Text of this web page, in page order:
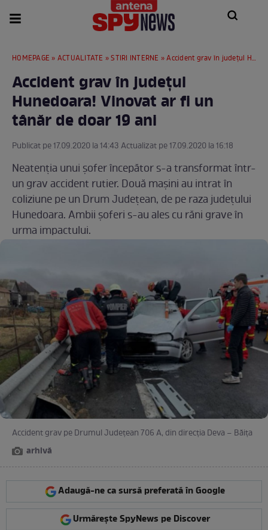
HOMEPAGE » ACTUALITATE »STIRI INTERNE » Accident grav în județul Hunedoara! Vinovat ar fi un tânăr de doar 19 ani
Accident grav în județul
Hunedoara! Vinovat ar fi un
tânăr de doar 19 ani
Publicat pe 17.09.2020 la 14:43 Actualizat pe 17.09.2020 la 16:18
Neatenția unui șofer începător s-a transformat într-
un grav accident rutier. Două mașini au intrat în
coliziune pe un Drum Județean, de pe raza județului
Hunedoara. Ambii șoferi s-au ales cu răni grave în
urma impactului.
Accident grav pe Drumul Județean 706 A, din direcția Deva – Băița
arhivă
Adaugă-ne ca sursă preferată în Google
Urmărește SpyNews pe Discover